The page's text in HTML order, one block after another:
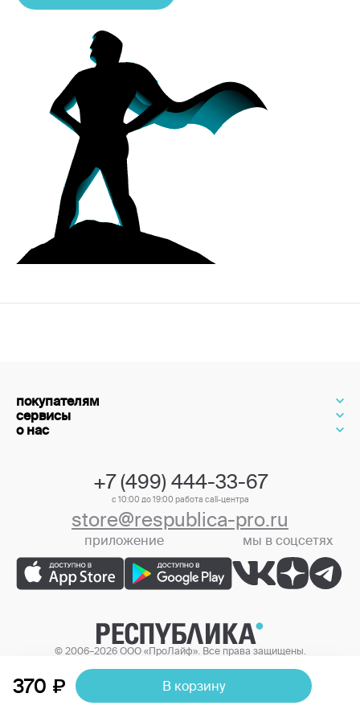
370 В корзину
покупателям
сервисы
о нас
+7 (499) 444-33-67
с 10:00 до 19:00 работа call-центра
store@respublica-pro.ru
приложение мы в соцсетях
© 2006–2026 ООО «ПроЛайф». Все права защищены.